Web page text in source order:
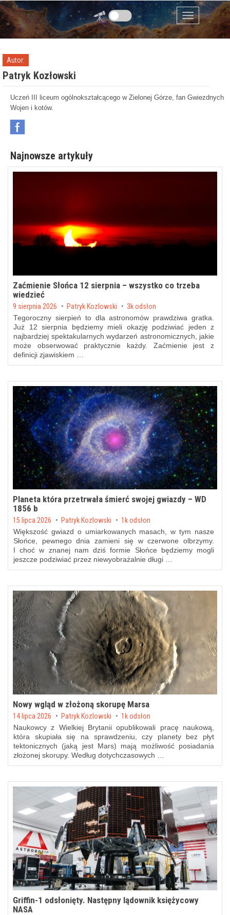
Przejdź do zawartości
Menu
Autor:
Patryk Kozłowski
Uczeń III liceum ogólnokształcącego w Zielonej Górze, fan Gwiezdnych
Wojen i kotów.
Najnowsze artykuły
Zaćmienie Słońca 12 sierpnia – wszystko co trzeba
wiedzieć
Posted on
9 sierpnia 2026 byPatryk Kozlowski 3k odsłon
Tegoroczny sierpień to dla astronomów prawdziwa gratka.
Już 12 sierpnia będziemy mieli okazję podziwiać jeden z
najbardziej spektakularnych wydarzeń astronomicznych, jakie
może obserwować praktycznie każdy. Zaćmienie jest z
definicji zjawiskiem …
Planeta która przetrwała śmierć swojej gwiazdy – WD
1856 b
Posted on
15 lipca 2026 by Patryk Kozlowski 1k odsłon
Większość gwiazd o umiarkowanych masach, w tym nasze
Słońce, pewnego dnia zamieni się w czerwone olbrzymy.
I choć w znanej nam dziś formie Słońce będziemy mogli
jeszcze podziwiać przez niewyobrażalnie długi …
Nowy wgląd w złożoną skorupę Marsa
Posted on
14 lipca 2026 by Patryk Kozlowski 1k odsłon
Naukowcy z Wielkiej Brytanii opublikowali pracę naukową,
która skupiała się na sprawdzeniu, czy planety bez płyt
tektonicznych (jaką jest Mars) mają możliwość posiadania
złożonej skorupy. Według dotychczasowych …
Griffin-1 odsłonięty. Następny lądownik księżycowy
NASA